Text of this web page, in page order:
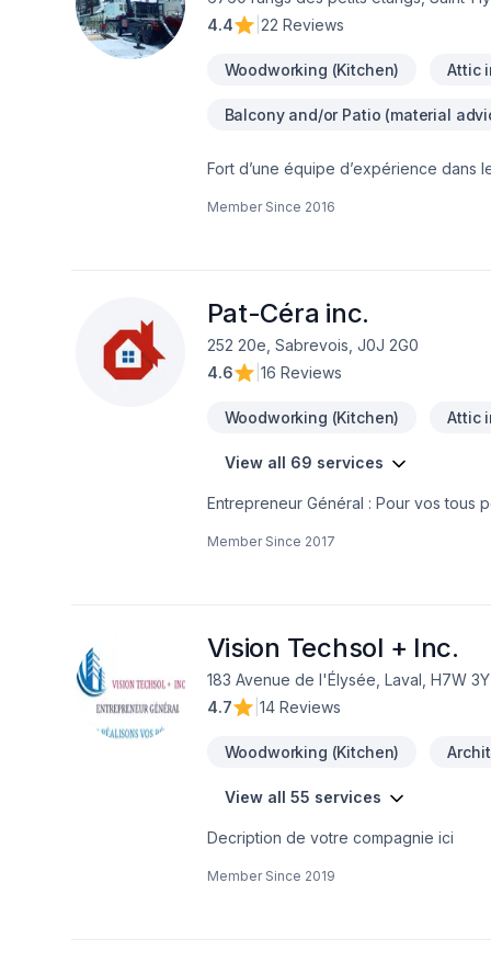
4.4
22 Reviews
Woodworking (Kitchen) Attic
Balcony and/or Patio (material
Fort d’une équipe d’expérience dans
résidentiel ou commercial de manière
nos clients, afin de gagner et garder
Member Since 2016
Pat-Céra inc.
252 20e, Sabrevois, J0J 2G0
4.6
16 Reviews
Woodworking (Kitchen) Attic
View all 69 services
Entrepreneur Général : Pour vos tous
Member Since 2017
Vision Techsol + Inc.
183 Avenue de l'Élysée, Laval, H7W
4.7
14 Reviews
Woodworking (Kitchen)
View all 55 services
Decription de votre compagnie ici
Member Since 2019